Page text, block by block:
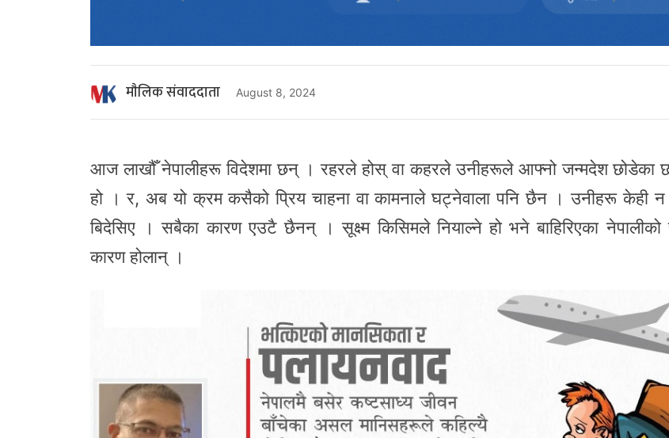
माैलिक संवाददाता August 8, 2024
आज लाखौँ नेपालीहरू विदेशमा छन् । रहरले होस् वा कहरले उनीहरूले आफ्नो जन्मदेश छोडेका
हो । र, अब यो क्रम कसैको प्रिय चाहना वा कामनाले घट्नेवाला पनि छैन । उनीहरू केही
बिदेसिए । सबैका कारण एउटै छैनन् । सूक्ष्म किसिमले नियाल्ने हो भने बाहिरिएका
कारण होलान् ।